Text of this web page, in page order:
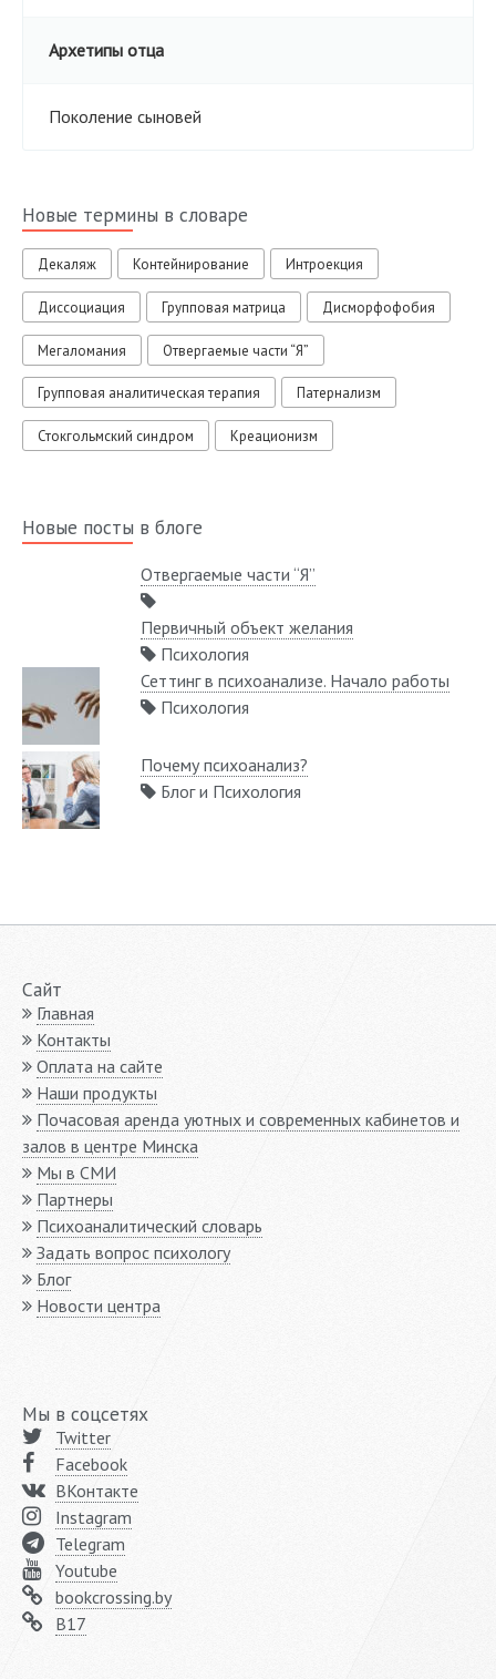
Архетипы отца
Поколение сыновей
Новые термины в словаре
Декаляж Контейнирование Интроекция
Диссоциация Групповая матрица Дисморфофобия
Мегаломания Отвергаемые части “Я”
Групповая аналитическая терапия Патернализм
Стокгольмский синдром Креационизм
Новые посты в блоге
Отвергаемые части “Я”
Первичный объект желания
Психология
Сеттинг в психоанализе. Начало работы
Психология
Почему психоанализ?
Блог и Психология
Сайт
Главная
Контакты
Оплата на сайте
Наши продукты
Почасовая аренда уютных и современных кабинетов и
залов в центре Минска
Мы в СМИ
Партнеры
Психоаналитический словарь
Задать вопрос психологу
Блог
Новости центра
Мы в соцсетях
Twitter
Facebook
ВКонтакте
Instagram
Telegram
Youtube
bookcrossing.by
B17